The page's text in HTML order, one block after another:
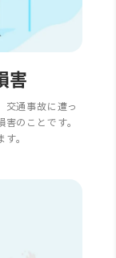
害
交通事故に遭っ
のことです。
。